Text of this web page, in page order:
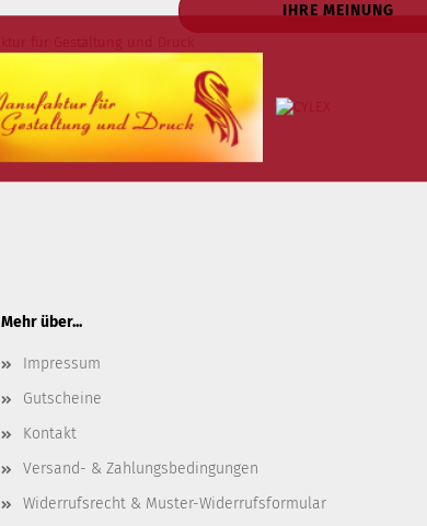
IHRE MEINUNG
Mehr über...
Impressum
Gutscheine
Kontakt
Versand- & Zahlungsbedingungen
Widerrufsrecht & Muster-Widerrufsformular